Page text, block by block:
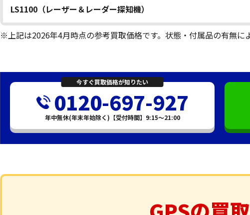
LS1100（レーザー＆レーダー探知機）
※上記は2026年4月時点の参考買取価格です。状態・付属品の有無に
今すぐ買取価格が知りたい
0120-697-927
年中無休(年末年始除く)【受付時間】9:15～21:00